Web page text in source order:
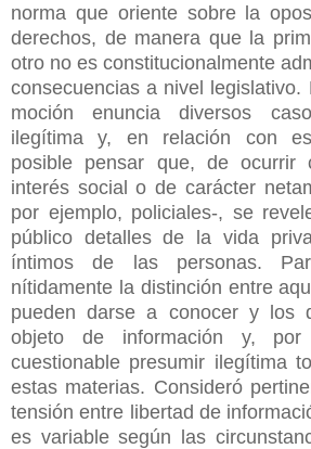
norma que oriente sobre la
derechos, de manera que la
otro no es constitucionalmente
consecuencias a nivel
moción enuncia diversos
ilegítima y, en relación con
posible pensar que, de ocurrir
interés social o de carácter
por ejemplo, policiales-, se
público detalles de la vida
íntimos de las personas.
nítidamente la distinción entre
pueden darse a conocer y los
objeto de información y,
cuestionable presumir ilegítima
estas materias. Consideró
tensión entre libertad de
es variable según las